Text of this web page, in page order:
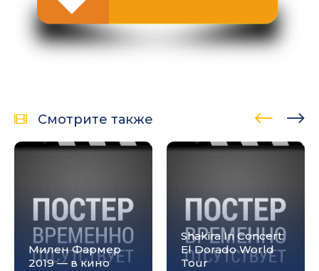
Смотрите также
Милен Фармер
2019 — в кино
Shakira In Concert:
El Dorado World
Tour